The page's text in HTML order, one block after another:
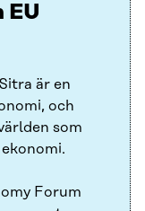
EU
är en
och
som
Forum